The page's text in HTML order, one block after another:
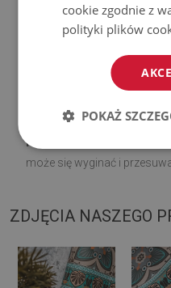
Czyść wilgotną szmatką —
chemicznych.
Regularnie wietrz dolną
Mata jest przeznaczona do
powierzchni
może się wyginać i
ZDJĘCIA NASZEGO
cookie zgodnie z
polityki plików
POKAŻ